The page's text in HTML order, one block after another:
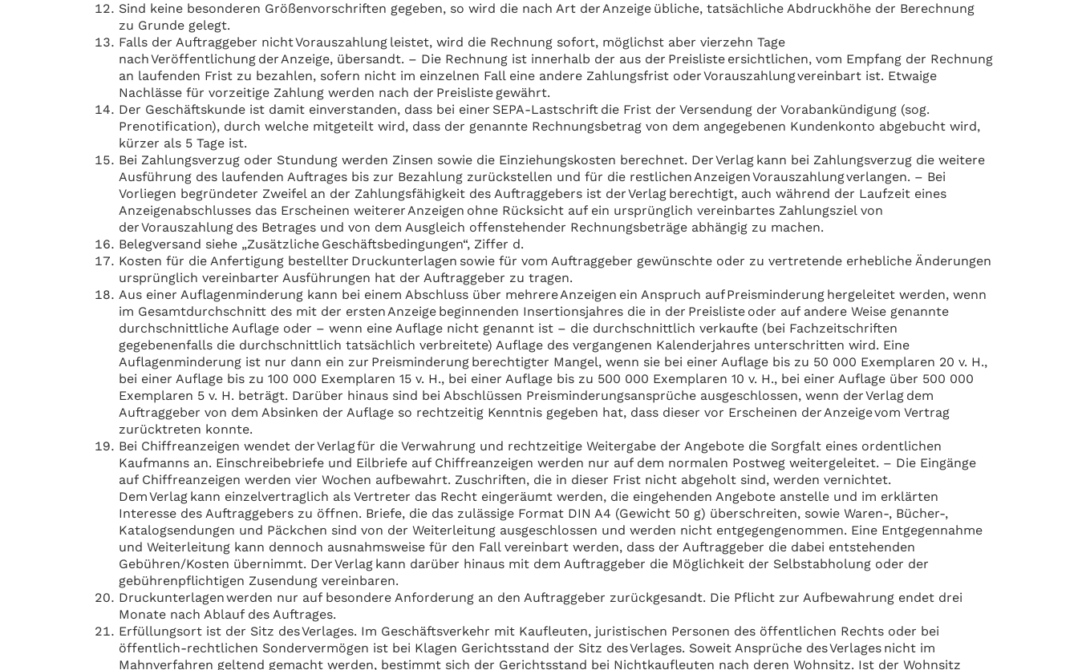
Sind keine besonderen Größenvorschriften gegeben, so wird die nach Art der Anzeige übliche, tatsächliche Abdruckhöhe der Berechnung
zu Grunde gelegt.
Falls der Auftraggeber nicht Vorauszahlung leistet, wird die Rechnung sofort, möglichst aber vierzehn Tage
nach Veröffentlichung der Anzeige, übersandt. – Die Rechnung ist innerhalb der aus der Preisliste ersichtlichen, vom Empfang der Rechnung
an laufenden Frist zu bezahlen, sofern nicht im einzelnen Fall eine andere Zahlungsfrist oder Vorauszahlung vereinbart ist. Etwaige
Nachlässe für vorzeitige Zahlung werden nach der Preisliste gewährt.
Der Geschäftskunde ist damit einverstanden, dass bei einer SEPA-Lastschrift die Frist der Versendung der Vorabankündigung (sog.
Prenotification), durch welche mitgeteilt wird, dass der genannte Rechnungsbetrag von dem angegebenen Kundenkonto abgebucht wird,
kürzer als 5 Tage ist.
Bei Zahlungsverzug oder Stundung werden Zinsen sowie die Einziehungskosten berechnet. Der Verlag kann bei Zahlungsverzug die weitere
Ausführung des laufenden Auftrages bis zur Bezahlung zurückstellen und für die restlichen Anzeigen Vorauszahlung verlangen. – Bei
Vorliegen begründeter Zweifel an der Zahlungsfähigkeit des Auftraggebers ist der Verlag berechtigt, auch während der Laufzeit eines
Anzeigenabschlusses das Erscheinen weiterer Anzeigen ohne Rücksicht auf ein ursprünglich vereinbartes Zahlungsziel von
der Vorauszahlung des Betrages und von dem Ausgleich offenstehender Rechnungsbeträge abhängig zu machen.
Belegversand siehe „Zusätzliche Geschäftsbedingungen“, Ziffer d.
Kosten für die Anfertigung bestellter Druckunterlagen sowie für vom Auftraggeber gewünschte oder zu vertretende erhebliche Änderungen
ursprünglich vereinbarter Ausführungen hat der Auftraggeber zu tragen.
Aus einer Auflagenminderung kann bei einem Abschluss über mehrere Anzeigen ein Anspruch auf Preisminderung hergeleitet werden, wenn
im Gesamtdurchschnitt des mit der ersten Anzeige beginnenden Insertionsjahres die in der Preisliste oder auf andere Weise genannte
durchschnittliche Auflage oder – wenn eine Auflage nicht genannt ist – die durchschnittlich verkaufte (bei Fachzeitschriften
gegebenenfalls die durchschnittlich tatsächlich verbreitete) Auflage des vergangenen Kalenderjahres unterschritten wird. Eine
Auflagenminderung ist nur dann ein zur Preisminderung berechtigter Mangel, wenn sie bei einer Auflage bis zu 50 000 Exemplaren 20 v. H.,
bei einer Auflage bis zu 100 000 Exemplaren 15 v. H., bei einer Auflage bis zu 500 000 Exemplaren 10 v. H., bei einer Auflage über 500 000
Exemplaren 5 v. H. beträgt. Darüber hinaus sind bei Abschlüssen Preisminderungsansprüche ausgeschlossen, wenn der Verlag dem
Auftraggeber von dem Absinken der Auflage so rechtzeitig Kenntnis gegeben hat, dass dieser vor Erscheinen der Anzeige vom Vertrag
zurücktreten konnte.
Bei Chiffreanzeigen wendet der Verlag für die Verwahrung und rechtzeitige Weitergabe der Angebote die Sorgfalt eines ordentlichen
Kaufmanns an. Einschreibebriefe und Eilbriefe auf Chiffreanzeigen werden nur auf dem normalen Postweg weitergeleitet. – Die Eingänge
auf Chiffreanzeigen werden vier Wochen aufbewahrt. Zuschriften, die in dieser Frist nicht abgeholt sind, werden vernichtet.
Dem Verlag kann einzelvertraglich als Vertreter das Recht eingeräumt werden, die eingehenden Angebote anstelle und im erklärten
Interesse des Auftraggebers zu öffnen. Briefe, die das zulässige Format DIN A4 (Gewicht 50 g) überschreiten, sowie Waren-, Bücher-,
Katalogsendungen und Päckchen sind von der Weiterleitung ausgeschlossen und werden nicht entgegengenommen. Eine Entgegennahme
und Weiterleitung kann dennoch ausnahmsweise für den Fall vereinbart werden, dass der Auftraggeber die dabei entstehenden
Gebühren/Kosten übernimmt. Der Verlag kann darüber hinaus mit dem Auftraggeber die Möglichkeit der Selbstabholung oder der
gebührenpflichtigen Zusendung vereinbaren.
Druckunterlagen werden nur auf besondere Anforderung an den Auftraggeber zurückgesandt. Die Pflicht zur Aufbewahrung endet drei
Monate nach Ablauf des Auftrages.
Erfüllungsort ist der Sitz des Verlages. Im Geschäftsverkehr mit Kaufleuten, juristischen Personen des öffentlichen Rechts oder bei
öffentlich-rechtlichen Sondervermögen ist bei Klagen Gerichtsstand der Sitz des Verlages. Soweit Ansprüche des Verlages nicht im
Mahnverfahren geltend gemacht werden, bestimmt sich der Gerichtsstand bei Nichtkaufleuten nach deren Wohnsitz. Ist der Wohnsitz